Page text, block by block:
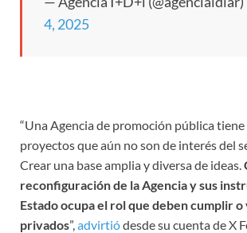
4, 2025
“Una Agencia de promoción pública
proyectos que aún no son de interés del
Crear una base amplia y diversa de ideas.
reconfiguración de la Agencia y sus
Estado ocupa el rol que deben cumplir o
privados”,advirtiódesde su cuenta de X